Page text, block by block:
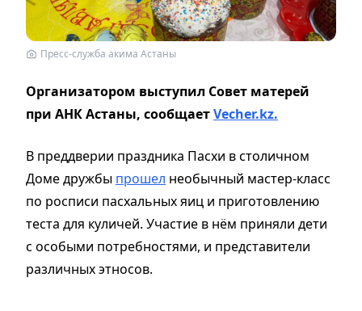
Пресс-служба акима Астаны
Организатором выступил Совет матерей
при АНК Астаны, сообщаетVecher.kz.
В преддверии праздника Пасхи в столичном
Доме дружбы прошел необычный мастер-класс
по росписи пасхальных яиц и приготовлению
теста для куличей. Участие в нём приняли дети
с особыми потребностями, и представители
различных этносов.